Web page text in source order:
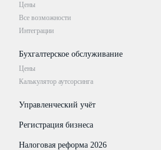
Цены
Все возможности
Интеграции
Бухгалтерское обслуживание
Цены
Калькулятор аутсорсинга
Управленческий учёт
Регистрация бизнеса
Налоговая реформа 2026